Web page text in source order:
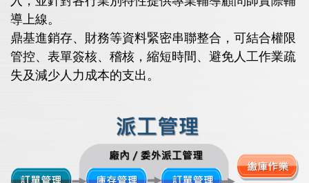
導上線。
鼎基進銷存、財務等資料緊密串聯整合，可結合權限
管控、表單簽核、稽核，縮短時間、避免人工作業疏
失及減少人力成本的支出。